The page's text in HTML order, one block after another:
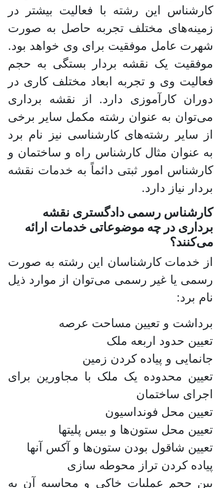
کارشناس این رشته با فعالیت بیشتر در
زمینه‌های مختلف تجربه حاصل به صورت
شهرت عامل موفقیت برای وی خواهد بود.
موفقیت یک نقشه بردار بستگی به حجم
فعالیت وی و تجربه ابعاد مختلف کاری در
دوران کارآموزی دارد. از نقشه برداری
می‌توان به عنوان رشته مکمل سایر برخی
از سایر رشته‌های کارشناسی نیز نام برد
به عنوان مثال کارشناس راه و ساختمان و
کارشناس امور ثبتی دائماً به خدمات نقشه
بردار نیاز دارد.
کارشناس رسمی دادگستری نقشه
برداری در چه موضوعاتی خدمات ارائه
می‌کنند؟
از خدمات کارشناسان این رشته به صورت
رسمی یا غیر رسمی می‌توان از موارد ذیل
نام برد:
برداشت و تعیین مساحت عرصه
تعیین حدود اربعه ملک
جانمایی و پیاده کردن زمین
تعیین محدوده یک ملک با مجاورین برای
اجرای ساختمان
تعیین محل فونداسیون
تعیین محل ستون‌ها و بیس پلیتها
تعیین شاقول بودن ستون‌ها و آکس آنها
پیاده کردن تراز محوطه سازی
یین حجم عملیات خاکی و محاسبه آن به